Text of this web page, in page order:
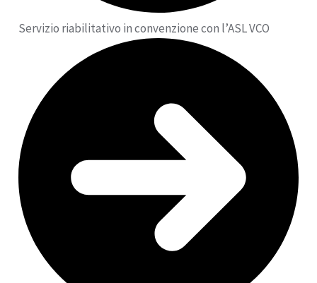
Servizio riabilitativo in convenzione con l’ASL VCO